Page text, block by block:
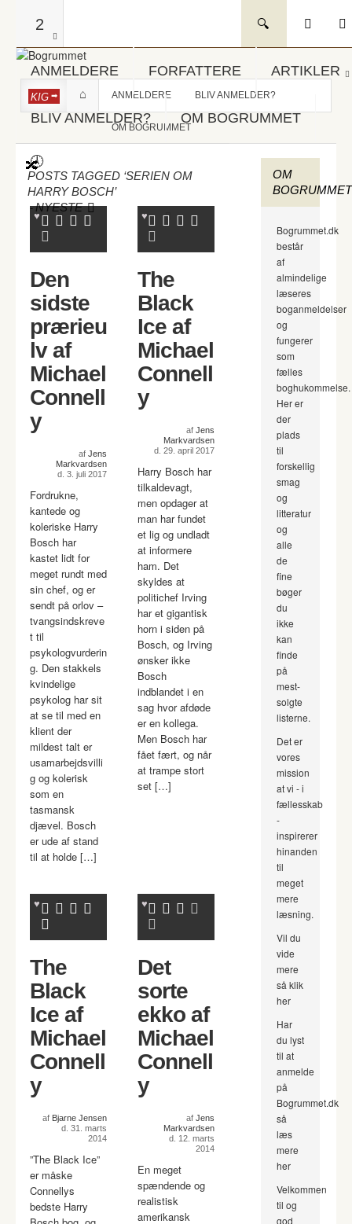
2
ANMELDERE FORFATTERE ARTIKLER
BLIV ANMELDER? OM BOGRUMMET
KIG ANMELDERE BLIV ANMELDER?
OM BOGRUMMET
POSTS TAGGED ‘SERIEN OM
HARRY BOSCH’
-NYESTE
Den
sidste
prærieu
lv af
Michael
Connell
y
af Jens
Markvardsen
d. 3. juli 2017
Fordrukne,
kantede og
koleriske Harry
Bosch har
kastet lidt for
meget rundt med
sin chef, og er
sendt på orlov –
tvangsindskreve
t til
psykologvurderin
g. Den stakkels
kvindelige
psykolog har sit
at se til med en
klient der
mildest talt er
usamarbejdsvilli
g og kolerisk
som en
tasmansk
djævel. Bosch
er ude af stand
til at holde […]
The
Black
Ice af
Michael
Connell
y
af Jens
Markvardsen
d. 29. april 2017
Harry Bosch har
tilkaldevagt,
men opdager at
man har fundet
et lig og undladt
at informere
ham. Det
skyldes at
politichef Irving
har et gigantisk
horn i siden på
Bosch, og Irving
ønsker ikke
Bosch
indblandet i en
sag hvor afdøde
er en kollega.
Men Bosch har
fået fært, og når
at trampe stort
set […]
The
Black
Ice af
Michael
Connell
y
af Bjarne Jensen
d. 31. marts
2014
”The Black Ice”
er måske
Connellys
bedste Harry
Det
sorte
ekko af
Michael
Connell
y
af Jens
Markvardsen
d. 12. marts
2014
En meget
spændende og
realistisk
amerikansk
OM
BOGRUMMET
Bogrummet.dk
består
af
almindelige
læseres
boganmeldelser
og
fungerer
som
fælles
boghukommelse.
Her er
der
plads
til
forskellig
smag
og
litteratur
og
alle
de
fine
bøger
du
ikke
kan
finde
på
mest-
solgte
listerne.
Det er
vores
mission
at vi - i
fællesskab
-
inspirerer
hinanden
til
meget
mere
læsning.
Vil du
vide
mere
så klik
her
Har
du lyst
til at
anmelde
på
Bogrummet.dk
så
læs
mere
her
Velkommen
til og
god